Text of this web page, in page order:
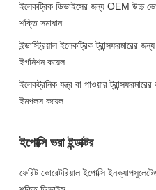
ইলেকট্রিক ডিভাইসের জন্য OEM উচ্চ
শক্তি সমাধান
ইন্ডাস্ট্রিয়াল ইলেকট্রিক ট্রান্সফরমারের
ইগনিশন কয়েল
ইলেকট্রনিক যন্ত্র বা পাওয়ার
ইমপলস কয়েল
ইপোক্সি ভরা ইন্ডাক্টর
ফেরিট কোরেটরিয়াল ইপোক্সি